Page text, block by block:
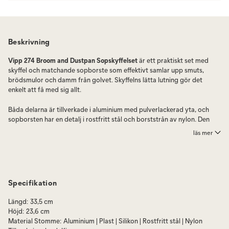
Beskrivning
Vipp 274 Broom and Dustpan Sopskyffelsetär ett praktiskt set med
skyffel och matchande sopborste som effektivt samlar upp smuts,
brödsmulor och damm från golvet. Skyffelns lätta lutning gör det
enkelt att få med sig allt.
Båda delarna är tillverkade i aluminium med pulverlackerad yta, och
sopborsten har en detalj i rostfritt stål och borststrån av nylon. Den
har en detalj i rostfritt stål och nylonborsthår.
läs mer
Specifikation
Längd: 33,5 cm
Höjd: 23,6 cm
Material Stomme: Aluminium | Plast | Silikon | Rostfritt stål | Nylon